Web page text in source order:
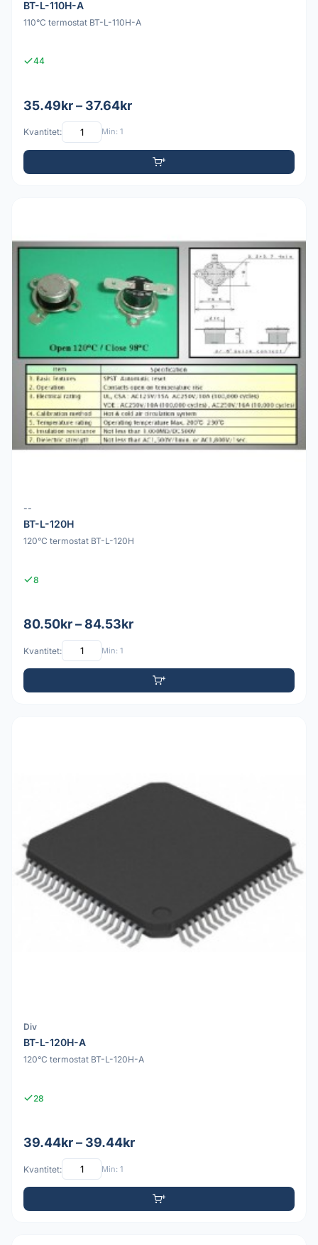
BT-L-110H-A
110°C termostat BT-L-110H-A
44
35.49kr – 37.64kr
Kvantitet: Min: 1
--
BT-L-120H
120°C termostat BT-L-120H
8
80.50kr – 84.53kr
Kvantitet: Min: 1
Div
BT-L-120H-A
120°C termostat BT-L-120H-A
28
39.44kr – 39.44kr
Kvantitet: Min: 1